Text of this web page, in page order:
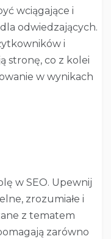
wciągające i
odwiedzających.
i
stronę, co z kolei
w wynikach
w SEO. Upewnij
zrozumiałe i
z tematem
zarówno